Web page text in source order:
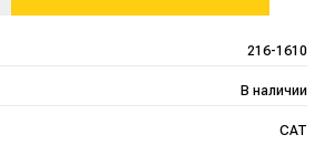
216-1610
В наличии
CAT